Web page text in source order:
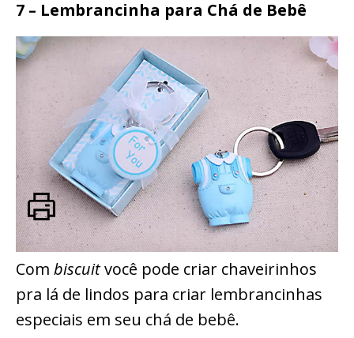
7 – Lembrancinha para Chá de Bebê
Com biscuitvocê pode criar chaveirinhos
pra lá de lindos para criar lembrancinhas
especiais em seu chá de bebê.